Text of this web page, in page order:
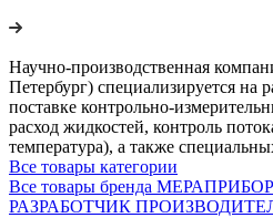
Научно-производственная
Петербург) специализируется на
поставке контрольно-
расход жидкостей, контроль
температура), а также
Все товары категории
Все товары бренда
РАЗРАБОТЧИК